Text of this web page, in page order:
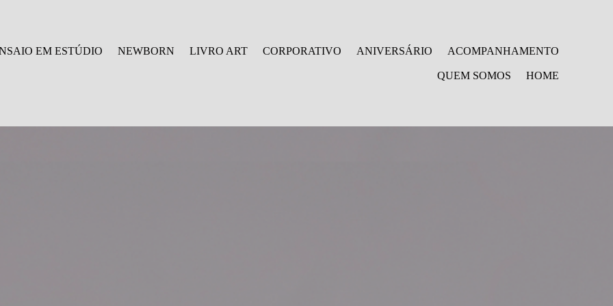
EM ESTÚDIO NEWBORN LIVRO ART CORPORATIVO ANIVERSÁRIO ACOMPANHAMENTO
QUEM SOMOS HOME